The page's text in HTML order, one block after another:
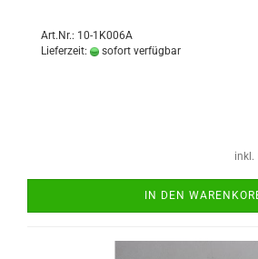
Art.Nr.: 10-1K006A
Lieferzeit:
sofort verfügbar
inkl.
IN DEN